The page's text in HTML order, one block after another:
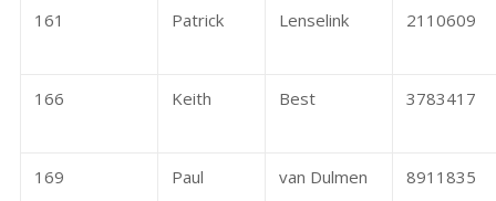
161 Patrick Lenselink 2110609
166 Keith Best 3783417
169 Paul van Dulmen 8911835